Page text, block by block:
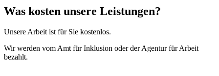
Was kosten unsere Leistungen?
Unsere Arbeit ist für Sie kostenlos.
Wir werden vom Amt für Inklusion oder der Agentur für Arbeit
bezahlt.